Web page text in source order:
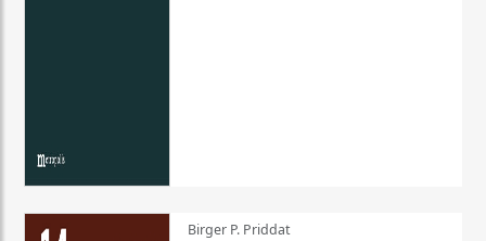
Birger P. Priddat